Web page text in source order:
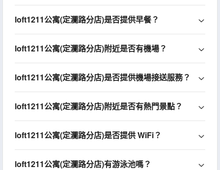
loft1211公寓(定瀾路分店)是否提供早餐？
loft1211公寓(定瀾路分店)附近是否有機場？
loft1211公寓(定瀾路分店)是否提供機場接送服務？
loft1211公寓(定瀾路分店)附近是否有熱門景點？
loft1211公寓(定瀾路分店)是否提供 WiFi？
loft1211公寓(定瀾路分店)有游泳池嗎？